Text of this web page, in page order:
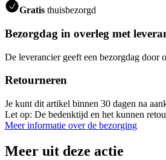
Gratis thuisbezorgd
Bezorgdag in overleg met
De leverancier geeft een bezorgdag door
Retourneren
Je kunt dit artikel binnen 30 dagen na
Let op: De bedenktijd en het kunnen
Meer informatie over de bezorging
Meer uit deze actie